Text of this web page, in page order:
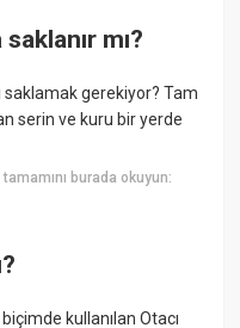
mı?
saklamak gerekiyor? Tam
serin ve kuru bir yerde
tamamını burada okuyun:
kullanılan Otacı